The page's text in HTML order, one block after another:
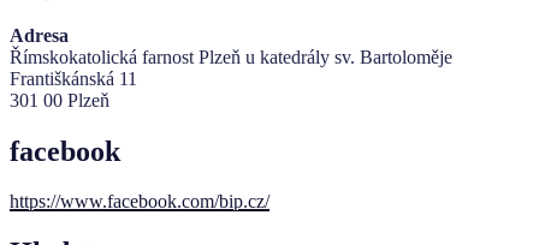
Adresa
Římskokatolická farnost Plzeň u katedrály sv. Bartoloměje
Františkánská 11
301 00 Plzeň
facebook
https://www.facebook.com/bip.cz/